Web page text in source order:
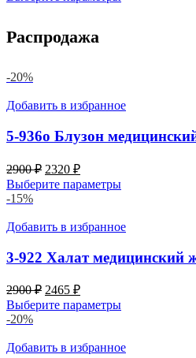
Распродажа
-20%
Добавить в избранное
5-936о Блузон
2900₽ Первоначальная
цена
составляла
2320 ₽Текущая
цена:
Выберите параметры
-15%
Добавить в избранное
3-922 Халат медицинский
2900₽ Первоначальная
цена
составляла
2465 ₽Текущая
цена:
Выберите параметры
-20%
Добавить в избранное